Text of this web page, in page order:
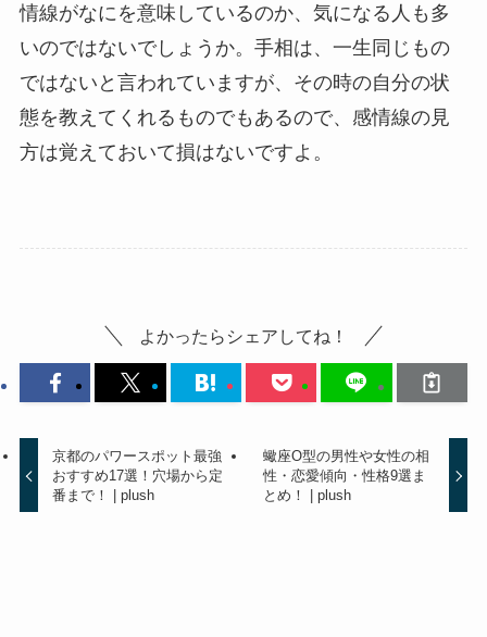
情線がなにを意味しているのか、気になる人も多
いのではないでしょうか。手相は、一生同じもの
ではないと言われていますが、その時の自分の状
態を教えてくれるものでもあるので、感情線の見
方は覚えておいて損はないですよ。
よかったらシェアしてね！
京都のパワースポット最強
おすすめ17選！穴場から定
番まで！ | plush
蠍座O型の男性や女性の相
性・恋愛傾向・性格9選ま
とめ！ | plush